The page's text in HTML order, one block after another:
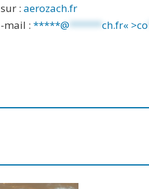
: aerozach.fr
mail : *****@******ch.fr« >co